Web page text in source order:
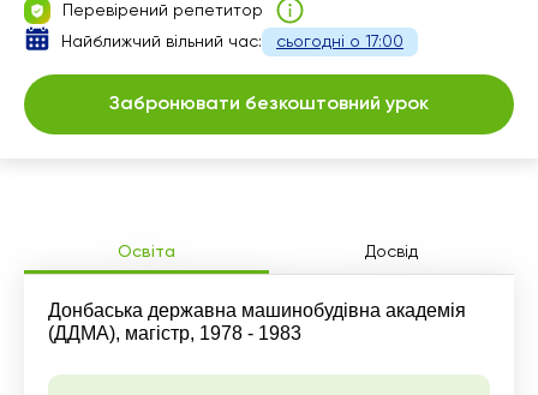
Освіта Досвід
Донбаська державна машинобудівна академія
(ДДМА), магістр, 1978 - 1983
Перевірений репетитор
Найближчий вільний час:
сьогодні о 17:00
Забронювати безкоштовний урок
15:00
16:00
18:30
17:00
17:30